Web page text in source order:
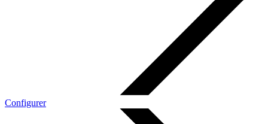
Configurer